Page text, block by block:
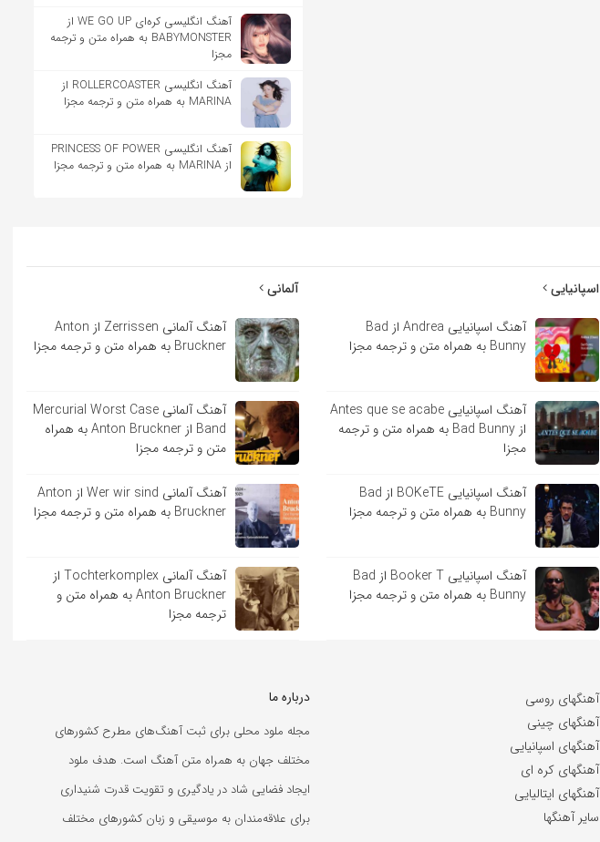
آهنگ انگلیسی کره‌ای WE GO UP از
BABYMONSTER به همراه متن و ترجمه
مجزا
آهنگ انگلیسی ROLLERCOASTER از
MARINA به همراه متن و ترجمه مجزا
آهنگ انگلیسی PRINCESS OF POWER
از MARINA به همراه متن و ترجمه مجزا
اسپانیایی
آهنگ اسپانیایی Andrea از Bad
Bunny به همراه متن و ترجمه مجزا
آهنگ اسپانیایی Antes que se acabe
از Bad Bunny به همراه متن و ترجمه
مجزا
آهنگ اسپانیایی BOKeTE از Bad
Bunny به همراه متن و ترجمه مجزا
آهنگ اسپانیایی Booker T از Bad
Bunny به همراه متن و ترجمه مجزا
آلمانی
آهنگ آلمانی Zerrissen از Anton
Bruckner به همراه متن و ترجمه مجزا
آهنگ آلمانی Mercurial Worst Case
Band از Anton Bruckner به همراه
متن و ترجمه مجزا
آهنگ آلمانی Wer wir sind از Anton
Bruckner به همراه متن و ترجمه مجزا
آهنگ آلمانی Tochterkomplex از
Anton Bruckner به همراه متن و
ترجمه مجزا
آهنگهای روسی
آهنگهای چینی
آهنگهای اسپانیایی
آهنگهای کره ای
آهنگهای ایتالیایی
سایر آهنگها
درباره ما
مجله ملود محلی برای ثبت آهنگ‌های مطرح کشورهای
مختلف جهان به همراه متن آهنگ است. هدف ملود
ایجاد فضایی شاد در یادگیری و تقویت قدرت شنیداری
برای علاقه‌مندان به موسیقی و زبان کشورهای مختلف